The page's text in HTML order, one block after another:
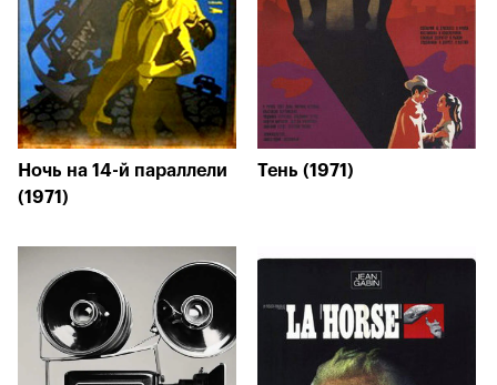
Ночь на 14-й параллели
(1971)
Тень (1971)